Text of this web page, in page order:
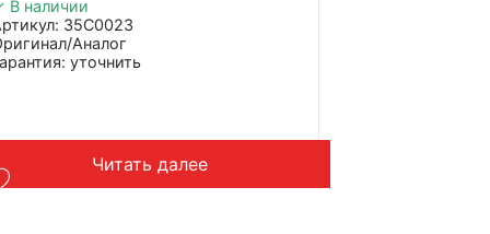
В наличии
01B0993
Аналог
уточнить
до 1 кг
В корзину